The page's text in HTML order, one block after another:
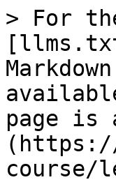
> For
page is
course/